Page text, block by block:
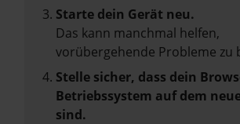
Starte dein Gerät neu.
Das kann manchmal helfen,
vorübergehende Probleme zu
Stelle sicher, dass dein
Betriebssystem auf dem
sind.